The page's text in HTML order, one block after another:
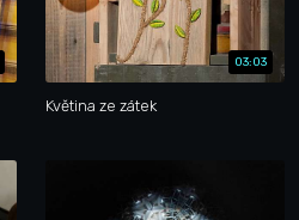
03:03
Květina ze zátek